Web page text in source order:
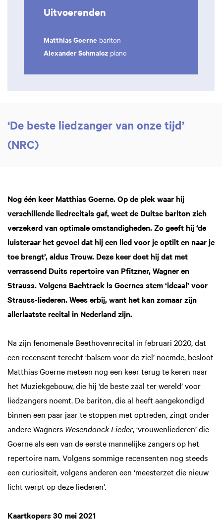
Uitvoerenden
Matthias Goerne bariton
Alexander Schmalcz piano
‘De beste liedzanger van onze tijd’
(NRC)
Nog één keer Matthias Goerne. Op de plek waar hij
verschillende liedrecitals gaf, weet de Duitse bariton zich
verzekerd van optimale omstandigheden. Zo geeft hij ‘de
luisteraar het gevoel dat hij een lied voor je optilt en naar je
toe brengt’, aldus Trouw. Deze keer doet hij dat met
verrassend Duits repertoire van Pfitzner, Wagner en
Strauss. Volgens Bachtrack is Goernes stem ‘ideaal’ voor
Strauss-liederen. Wees erbij, want het kan zomaar zijn
allerlaatste recital in Nederland zijn.
Na zijn fenomenale Beethovenrecital in februari 2020, dat
een recensent terecht ‘balsem voor de ziel’ noemde, besloot
Matthias Goerne meteen nog een keer terug te keren naar
het Muziekgebouw, die hij ‘de beste zaal ter wereld’ voor
liedzangers noemt. De bariton, die al heeft aangekondigd
binnen een paar jaar te stoppen met optreden, zingt onder
andere Wagners Wesendonck Lieder, ‘vrouwenliederen’ die
Goerne als een van de eerste mannelijke zangers op het
repertoire nam. Volgens sommige recensenten nog steeds
een curiositeit, volgens anderen een ‘meesterzet die nieuw
licht werpt op deze liederen’.
Kaartkopers 30 mei 2021